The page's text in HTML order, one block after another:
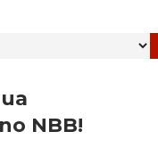
NBB!